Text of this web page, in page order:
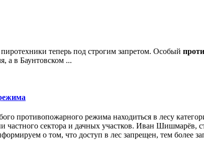
теперь под строгим запретом. Особый
а в Баунтовском ...
противопожарного режима находиться в лесу
сектора и дачных участков. Иван Шишмарёв,
о том, что доступ в лес запрещен, тем более